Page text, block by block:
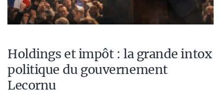
Holdings et impôt : la grande intox
politique du gouvernement
Lecornu